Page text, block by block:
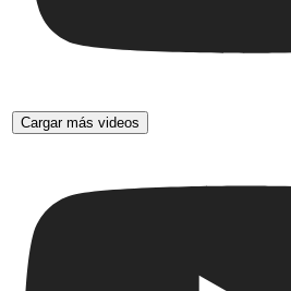
Cargar más videos